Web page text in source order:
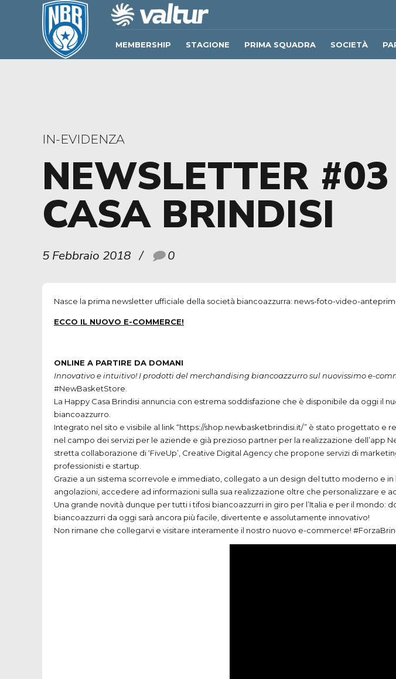
MEMBERSHIP STAGIONE PRIMA SQUADRA SOCIETÀ
IN-EVIDENZA
NEWSLETTER
CASA BRINDISI
5 Febbraio 2018 0
Nasce la prima newsletter ufficiale della società biancoazzurra: news-foto-video-
ECCO IL NUOVO E-COMMERCE!
ONLINE A PARTIRE DA DOMANI
Innovativo e intuitivo! I prodotti del merchandising biancoazzurro sul nuovissimo e-
#NewBasketStore.
La Happy Casa Brindisi annuncia con estrema soddisfazione che è disponibile da oggi
biancoazzurro.
Integrato nel sito e visibile al link “https://shop.newbasketbrindisi.it/” è stato progettato
nel campo dei servizi per le aziende e già prezioso partner per la realizzazione dell’app
stretta collaborazione di ‘FiveUp’, Creative Digital Agency che propone servizi di
professionisti e startup.
Grazie a un sistema scorrevole e immediato, collegato a un design del tutto moderno e
angolazioni, accedere ad informazioni sulla sua realizzazione oltre che personalizzare e
Una grande novità dunque per tutti i tifosi biancoazzurri in giro per l’Italia e per il
biancoazzurri da oggi sarà ancora più facile, divertente e assolutamente innovativo!
Non rimane che collegarvi e visitare interamente il nostro nuovo e-commerce!